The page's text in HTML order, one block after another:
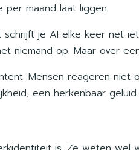
maand laat liggen.
je AI elke keer net
niemand op. Maar over
Mensen reageren
een herkenbaar